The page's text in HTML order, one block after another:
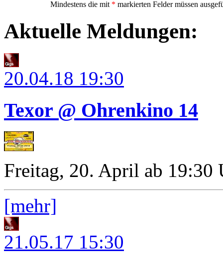
Mindestens die mit * markierten Felder müssen
Aktuelle Meldungen:
20.04.18 19:30
Texor @ Ohrenkino 14
Freitag, 20. April ab
[mehr]
21.05.17 15:30